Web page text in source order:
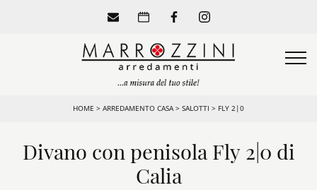
HOME > ARREDAMENTO CASA> SALOTTI > FLY 2|0
Divano con penisola Fly 2|0 di
Calia